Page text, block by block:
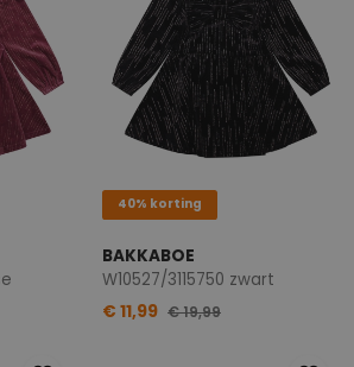
40% korting
BAKKABOE
W10527/3115750 zwart
€ 11,99 € 19,99